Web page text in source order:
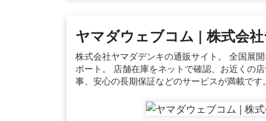
ヤマダウェブコム | 株式会
株式会社ヤマダデンキの通販サイト。 全国展
ポート。 店舗在庫をネットで確認、お近くの
事、安心の長期保証などのサービスが満載です